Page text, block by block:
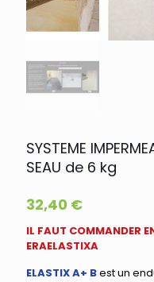
SYSTEME
SEAU de 6 kg
32,40 €
IL FAUT COMMANDER
ERAELASTIXA
ELASTIX A+ Best un